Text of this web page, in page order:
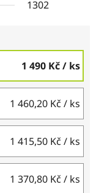
1302
1 490 Kč/ ks
1 460,20 Kč / ks
1 415,50 Kč / ks
1 370,80 Kč / ks